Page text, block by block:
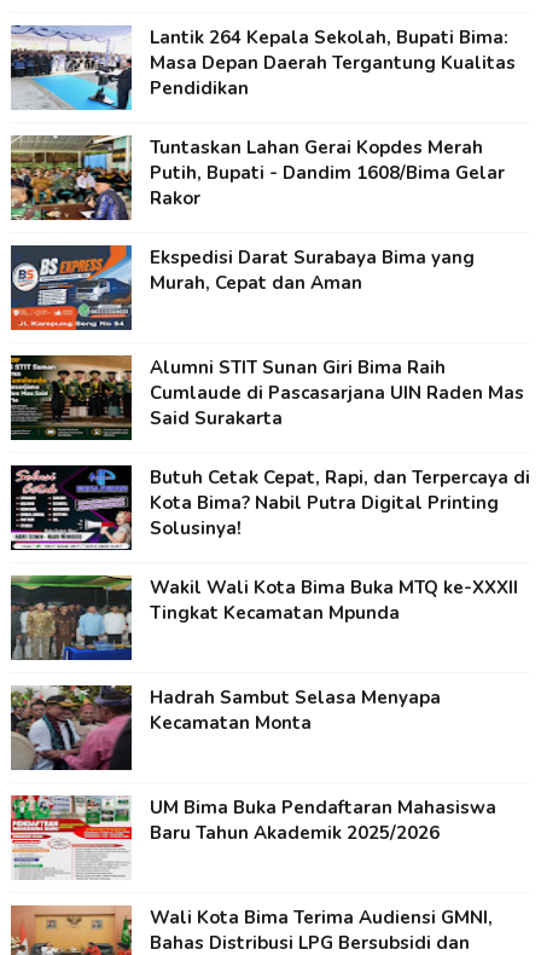
Lantik 264 Kepala Sekolah, Bupati Bima:
Masa Depan Daerah Tergantung Kualitas
Pendidikan
Tuntaskan Lahan Gerai Kopdes Merah
Putih, Bupati - Dandim 1608/Bima Gelar
Rakor
Ekspedisi Darat Surabaya Bima yang
Murah, Cepat dan Aman
Alumni STIT Sunan Giri Bima Raih
Cumlaude di Pascasarjana UIN Raden Mas
Said Surakarta
Butuh Cetak Cepat, Rapi, dan Terpercaya di
Kota Bima? Nabil Putra Digital Printing
Solusinya!
Wakil Wali Kota Bima Buka MTQ ke-XXXII
Tingkat Kecamatan Mpunda
Hadrah Sambut Selasa Menyapa
Kecamatan Monta
UM Bima Buka Pendaftaran Mahasiswa
Baru Tahun Akademik 2025/2026
Wali Kota Bima Terima Audiensi GMNI,
Bahas Distribusi LPG Bersubsidi dan